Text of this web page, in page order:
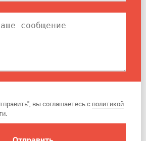
вы соглашаетесь с политикой
.